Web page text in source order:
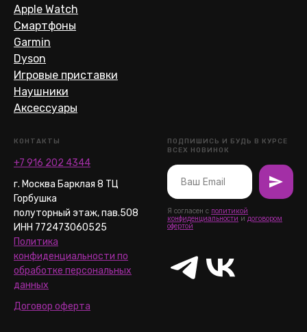
Apple Watch
Смартфоны
Garmin
Dyson
Игровые приставки
Наушники
Аксессуары
КОНТАКТЫ
+7 916 202 4344
г. Москва Барклая 8 ТЦ
Горбушка
полуторный этаж, пав.508
ИНН 772473060525
Политика
конфиденциальности по
обработке персональных
данных
Договор оферта
ПОДПИШИСЬ И БУДЬ В КУРСЕ
ВСЕХ НОВИНОК
Я согласен с политикой
конфиденциальности и договором
офертой